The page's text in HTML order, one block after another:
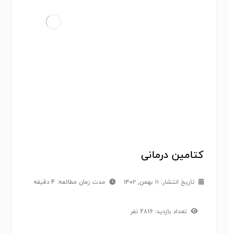
کتامین درمانی
تاریخ انتشار: ۱۱ بهمن, ۱۴۰۲ مدت زمان مطالعه: 4 دقیقه
تعداد بازدید: 2816 نفر